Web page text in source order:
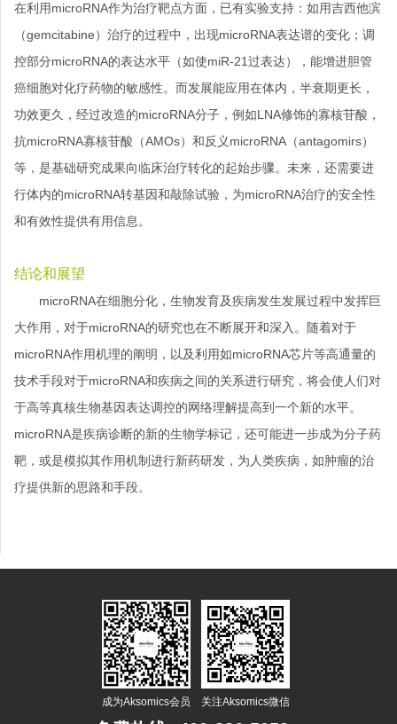
在利用microRNA作为治疗靶点方面，已有实验支持：如用吉西他滨
（gemcitabine）治疗的过程中，出现microRNA表达谱的变化；调
控部分microRNA的表达水平（如使miR-21过表达），能增进胆管
癌细胞对化疗药物的敏感性。而发展能应用在体内，半衰期更长，
功效更久，经过改造的microRNA分子，例如LNA修饰的寡核苷酸，
抗microRNA寡核苷酸（AMOs）和反义microRNA（antagomirs）
等，是基础研究成果向临床治疗转化的起始步骤。未来，还需要进
行体内的microRNA转基因和敲除试验，为microRNA治疗的安全性
和有效性提供有用信息。
结论和展望
microRNA在细胞分化，生物发育及疾病发生发展过程中发挥巨
大作用，对于microRNA的研究也在不断展开和深入。随着对于
microRNA作用机理的阐明，以及利用如microRNA芯片等高通量的
技术手段对于microRNA和疾病之间的关系进行研究，将会使人们对
于高等真核生物基因表达调控的网络理解提高到一个新的水平。
microRNA是疾病诊断的新的生物学标记，还可能进一步成为分子药
靶，或是模拟其作用机制进行新药研发，为人类疾病，如肿瘤的治
疗提供新的思路和手段。
成为Aksomics会员 关注Aksomics微信